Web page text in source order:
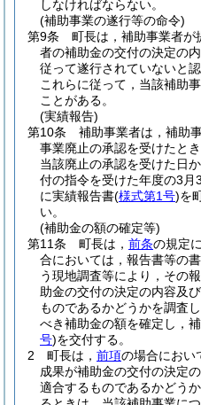
しなければならない。
(補助事業の遂行等の命令)
第9条
町長は，補助事業者が
者の補助金の交付の決定の
従って遂行されていないと
これらに従って，当該補助
ことがある。
(実績報告)
第10条
補助事業者は，補助
事業廃止の承認を受けたと
当該廃止の承認を受けた日
付の指令を受けた年度の3
に実績報告書(様式第1号)を
い。
(補助金の額の確定等)
第11条
町長は， 前条の規定
合においては，報告書等の
う現地調査等により，その
助金の交付の決定の内容及
ものであるかどうかを調査
べき補助金の額を確定し，
号)を交付する。
2
町長は， 前項の場合におい
成果が補助金の交付の決定
適合するものであるかどう